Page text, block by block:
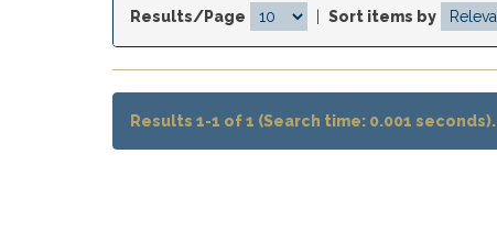
Results/Page Sort items by
Results 1-1 of 1 (Search time: 0.001 seconds).